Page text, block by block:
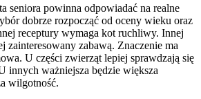
seniora powinna odpowiadać na realne
dobrze rozpocząć od oceny wieku oraz
receptury wymaga kot ruchliwy. Innej
zainteresowany zabawą. Znaczenie ma
U części zwierząt lepiej sprawdzają się
innych ważniejsza będzie większa
wilgotność.